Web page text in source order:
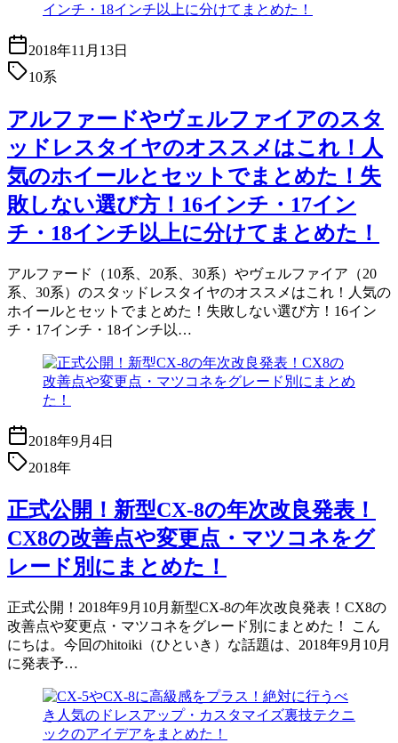
2018年11月13日
10系
アルファードやヴェルファイアのスタ
ッドレスタイヤのオススメはこれ！人
気のホイールとセットでまとめた！失
敗しない選び方！16インチ・17イン
チ・18インチ以上に分けてまとめた！
アルファード（10系、20系、30系）やヴェルファイア（20
系、30系）のスタッドレスタイヤのオススメはこれ！人気の
ホイールとセットでまとめた！失敗しない選び方！16イン
チ・17インチ・18インチ以…
2018年9月4日
2018年
正式公開！新型CX-8の年次改良発表！
CX8の改善点や変更点・マツコネをグ
レード別にまとめた！
正式公開！2018年9月10月新型CX-8の年次改良発表！CX8の
改善点や変更点・マツコネをグレード別にまとめた！ こん
にちは。今回のhitoiki（ひといき）な話題は、2018年9月10月
に発表予…